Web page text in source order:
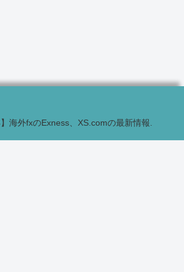
海外fxのExness、XS.comの最新情報.